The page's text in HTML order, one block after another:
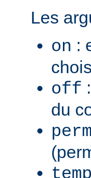
Les
on :
off
du
temp